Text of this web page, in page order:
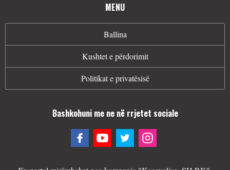
MENU
Ballina
Kushtet e përdorimit
Politikat e privatësisë
Bashkohuni me ne në rrjetet sociale